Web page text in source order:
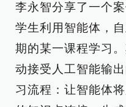
李永智分享了一个
学生利用智能体，
期的某一课程学习
动接受人工智能输
习流程：让智能体